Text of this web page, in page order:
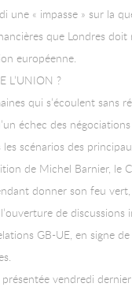
une « impasse » sur la
que Londres doit
européenne.
L’UNION ?
qui s’écoulent sans
échec des
scénarios des
de Michel Barnier, le
donner son feu vert,
de discussions
GB-UE, en signe
vendredi